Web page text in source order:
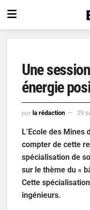
Une
énergie
par la rédaction 29
L’Ecole des Mines
compter de cette
spécialisation de
sur le thème du «
Cette
ingénieurs.